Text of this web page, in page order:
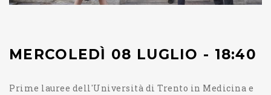
MERCOLEDÌ 08 LUGLIO - 18:40
Prime lauree dell'Università di Trento in Medicina e